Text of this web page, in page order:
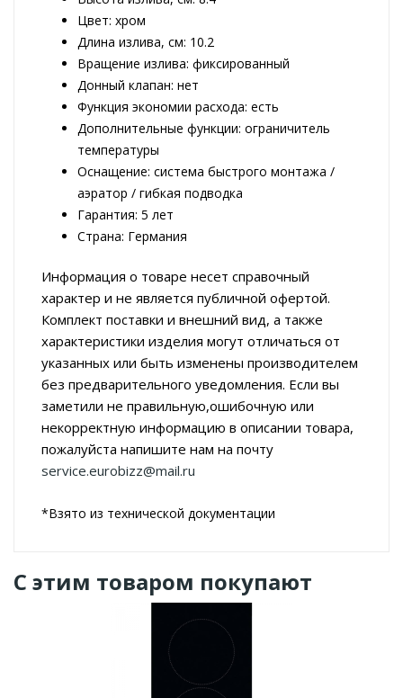
Цвет: хром
Длина излива, см: 10.2
Вращение излива: фиксированный
Донный клапан: нет
Функция экономии расхода: есть
Дополнительные функции: ограничитель
температуры
Оснащение: система быстрого монтажа /
аэратор / гибкая подводка
Гарантия: 5 лет
Страна: Германия
Информация о товаре несет справочный
характер и не является публичной офертой.
Комплект поставки и внешний вид, а также
характеристики изделия могут отличаться от
указанных или быть изменены производителем
без предварительного уведомления. Если вы
заметили не правильную,ошибочную или
некорректную информацию в описании товара,
пожалуйста напишите нам на почту
service.eurobizz@mail.ru
*Взято из технической документации
С этим товаром покупают